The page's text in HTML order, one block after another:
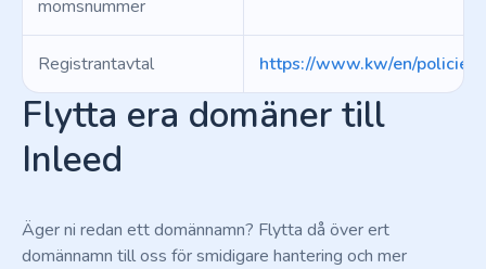
momsnummer
Registrantavtal https://www.kw/en/policies/
Flytta era domäner till
Inleed
Äger ni redan ett domännamn? Flytta då över ert
domännamn till oss för smidigare hantering och mer